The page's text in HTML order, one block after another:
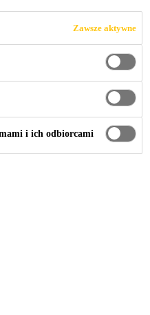
Zawsze aktywne
i ich odbiorcami